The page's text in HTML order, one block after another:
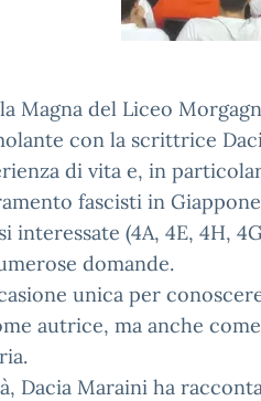
Magna del Liceo
con la scrittrice
di vita e, in
fascisti in
interessate (4A, 4E, 4H,
domande.
unica per
autrice, ma anche
Dacia Maraini ha